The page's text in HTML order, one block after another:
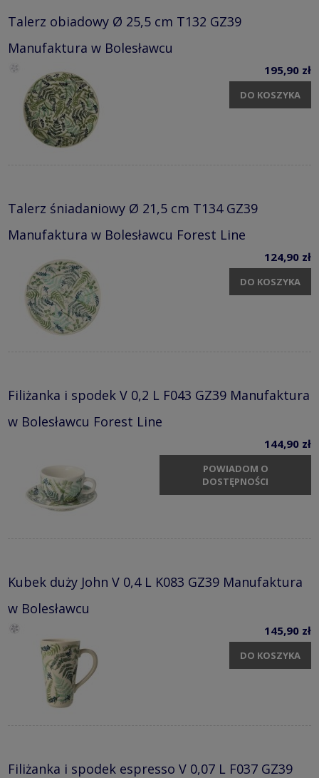
Talerz obiadowy Ø 25,5 cm T132 GZ39
Manufaktura w Bolesławcu
195,90 zł
DO KOSZYKA
Talerz śniadaniowy Ø 21,5 cm T134 GZ39
Manufaktura w Bolesławcu Forest Line
124,90 zł
DO KOSZYKA
Filiżanka i spodek V 0,2 L F043 GZ39 Manufaktura
w Bolesławcu Forest Line
144,90 zł
POWIADOM O
DOSTĘPNOŚCI
Kubek duży John V 0,4 L K083 GZ39 Manufaktura
w Bolesławcu
145,90 zł
DO KOSZYKA
Filiżanka i spodek espresso V 0,07 L F037 GZ39